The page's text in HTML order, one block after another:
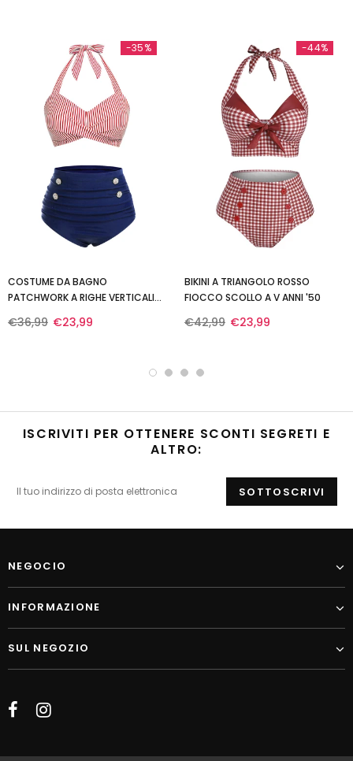
-35%
COSTUME DA BAGNO
PATCHWORK A RIGHE VERTICALI
€36,99 €23,99
-44%
BIKINI A TRIANGOLO ROSSO
FIOCCO SCOLLO A V ANNI '50
€42,99 €23,99
ISCRIVITI PER OTTENERE SCONTI SEGRETI E
ALTRO:
NEGOCIO
INFORMAZIONE
SUL NEGOZIO